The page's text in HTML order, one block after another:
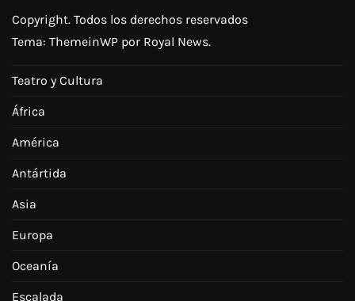
Copyright. Todos los derechos reservados
Tema: ThemeinWP por Royal News.
Teatro y Cultura
África
América
Antártida
Asia
Europa
Oceanía
Escalada